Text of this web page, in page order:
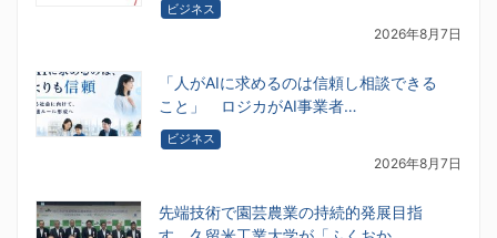
ビジネス
2026年8月7日
「人がAIに求めるのは信頼し相談できる
こと」 ロジカがAI事業者…
ビジネス
2026年8月7日
先端技術で園芸農業の持続的発展目指